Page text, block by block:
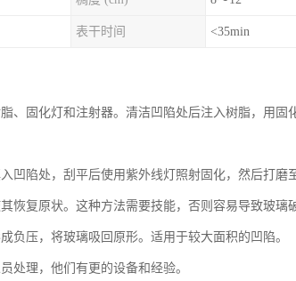
表干时间 <35min
、固化灯和注射器。清洁凹陷处后注入树脂，用固
凹陷处，刮平后使用紫外线灯照射固化，然后打磨
恢复原状。这种方法需要技能，否则容易导致玻璃
负压，将玻璃吸回原形。适用于较大面积的凹陷。
处理，他们有更的设备和经验。